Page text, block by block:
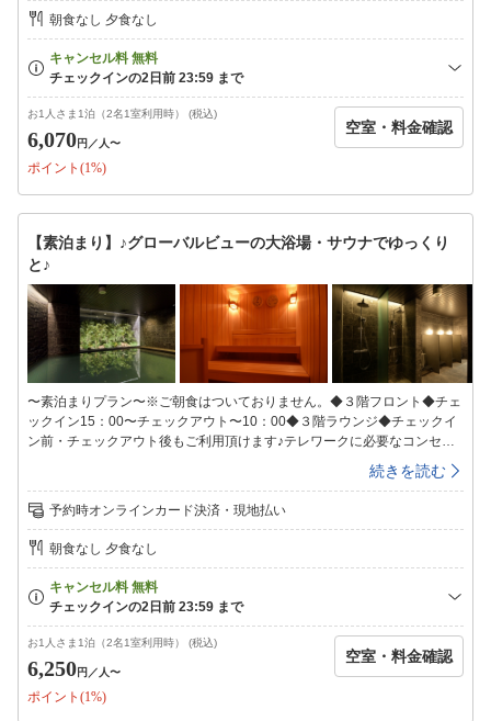
時間】15：00〜翌朝9：00※ＡＭ1：00〜ＡＭ5：00までご利用休止とな
ります。【湯質】塩化物湯【効能】冷え症、腰痛、疲労回復、肩のこり、
神経痛、リウマチ、痔、荒れ性、あせも、しっしん、にきび、しもやけ、
あかぎれ、ひび、うちみ、くじき【タオル類】温泉会場にタオルの準備は
ございません。お部屋のタオルをお持ち頂きご利用ください。■全室禁煙
■（喫煙スペースあり）※火を使わない喫煙器具類も室内及び禁煙スペー
スでのご使用をお控え下さい。またご使用された場合はクリーニング代が
発生致しますのでご了承お願い致します。■エキストラベッド等のご用意
はございません■未就学児のお子様連れの場合、添い寝となります。（添
入下さい。カーナビをご利用の方は、024-932-9980で検索をお願い致し
ます。（道案内やお問い合せはホテル024-932-3232へお電話ください)
朝食なし 夕食なし
お1人さま1泊（2名1室利用時） (税込)
6,070円 ／人〜
ポイント(1%)
空室・料金確認
【素泊まり】♪グローバルビューの大浴場・サウナでゆっくり
と♪
〜素泊まりプラン〜※ご朝食はついておりません。◆３階フロント◆チェ
ックイン15：00〜チェックアウト〜10：00◆３階ラウンジ◆チェックイ
ン前・チェックアウト後もご利用頂けます♪テレワークに必要なコンセン
トＢＯＸ・Ｗi−Ｆiの利用可能で快適。◆大浴場◆ヒーリング音楽が流れる
癒しの空間で、人工温泉と組み合わせることで疲れを芯からほぐせるドラ
イサウナを設置。サウナ室近くに設置された水風呂は、チラー付の温度管
理装置により温めた身体をしっかりクールダウンすることができます。
【温泉会場】地下１階【入浴時間】15：00〜翌朝9：00※ＡＭ1：00〜Ａ
Ｍ5：00営業停止【湯質】塩化物湯【効能】冷え症、腰痛、疲労回復、肩
のこり、神経痛、リウマチ、痔、荒れ性、あせも、しっしん、にきび、し
もやけ、あかぎれ、ひび、うちみ、くじき【タオル類】温泉会場にタオル
の準備はございません。お部屋のタオルをお持ち頂きご利用ください。■
全室禁煙■【喫煙スペースあり】※火を使わない喫煙器具類も、室内及び
禁煙スペースでのご使用をお控えください。また、ご使用された場合はク
リーニング代が発生致しますのでご了承お願い致します。■エキストラベ
ッド等のご用意はございません■未就学児のお子様連れの場合、添い寝と
続きを読む
予約時オンラインカード決済・現地払い
朝食なし 夕食なし
お1人さま1泊（2名1室利用時） (税込)
6,250円 ／人〜
ポイント(1%)
空室・料金確認